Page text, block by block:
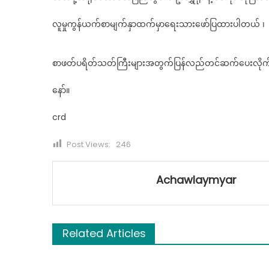
လူမှုကွန်ယက်စာမျက်နှာထက်မှာရေးသားဖော်ပြထားပါတယ် ၊
စာဖတ်ပရိတ်သတ်ကြီးများအတွက်ပြန်လည်တင်ဆက်ပေးလို
နော်။
crd
Post Views: 246
Achawlaymyar
Related Articles